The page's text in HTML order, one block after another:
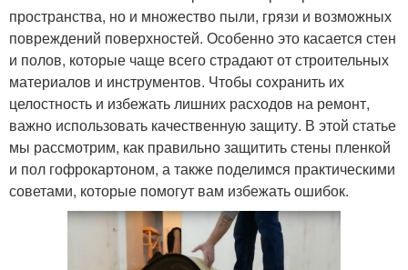
пространства, но и множество пыли, грязи и возможных
повреждений поверхностей. Особенно это касается стен
и полов, которые чаще всего страдают от строительных
материалов и инструментов. Чтобы сохранить их
целостность и избежать лишних расходов на ремонт,
важно использовать качественную защиту. В этой статье
мы рассмотрим, как правильно защитить стены пленкой
и пол гофрокартоном, а также поделимся практическими
советами, которые помогут вам избежать ошибок.